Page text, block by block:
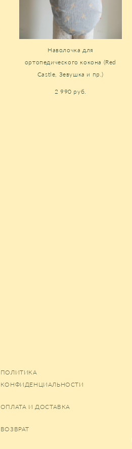
Наволочка для
ортопедического кокона (Red
Castle, Зевушка и пр.)
2 990 pуб.
ПОЛИТИКА
КОНФИДЕНЦИАЛЬНОСТИ
ОПЛАТА И ДОСТАВКА
ВОЗВРАТ